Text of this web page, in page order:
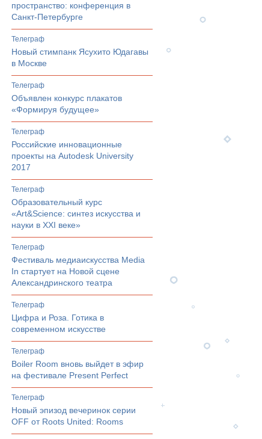
пространство: конференция в
Санкт-Петербурге
телеграф
Новый стимпанк Ясухито Юдагавы
в Москве
телеграф
Объявлен конкурс плакатов
«Формируя будущее»
телеграф
Российские инновационные
проекты на Autodesk University
2017
телеграф
Образовательный курс
«Art&Science: синтез искусства и
науки в XXI веке»
телеграф
Фестиваль медиаискусства Media
In стартует на Новой сцене
Александринского театра
телеграф
Цифра и Роза. Готика в
современном искусстве
телеграф
Boiler Room вновь выйдет в эфир
на фестивале Present Perfect
телеграф
Новый эпизод вечеринок серии
OFF от Roots United: Rooms